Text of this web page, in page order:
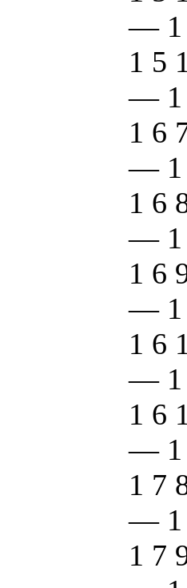
— 1
1 5
— 1
1 6
— 1
1 6
— 1
1 6
— 1
1 6
— 1
1 6
— 1
1 7
— 1
1 7